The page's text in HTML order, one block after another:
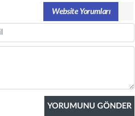
Website Yorumları